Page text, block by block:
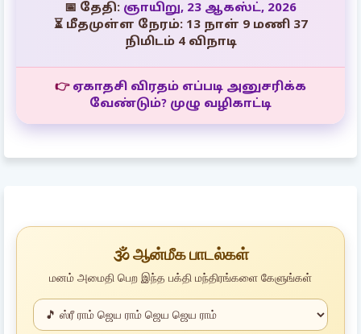
📅 தேதி: ஞாயிறு, 23 ஆகஸ்ட், 2026
⏳ மீதமுள்ள நேரம்: 13 நாள் 9 மணி 37
நிமிடம் 2 விநாடி
👉 ஏகாதசி விரதம் எப்படி அனுசரிக்க
வேண்டும்? முழு வழிகாட்டி
🕉️ ஆன்மீக பாடல்கள்
மனம் அமைதி பெற இந்த பக்தி மந்திரங்களை கேளுங்கள்